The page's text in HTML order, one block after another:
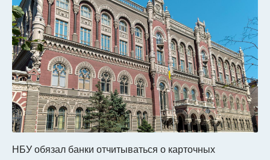
НБУ обязал банки отчитываться о карточных